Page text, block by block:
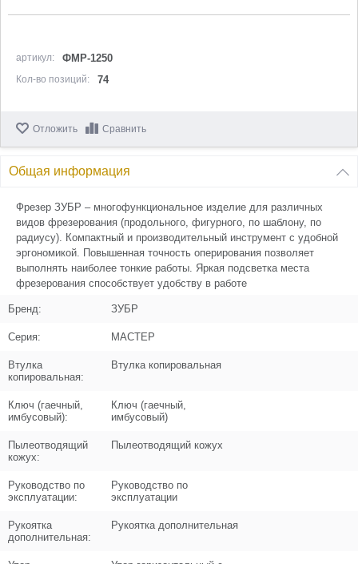
Кол-во по схеме
Кол-во в корзину
Цена (Р)
Поз. в схеме 4.C
Название
Направляющая в сборе EV(1-6. - 76)
N000-041-535-C
Поз. в схеме
Название
N000-041-535
Кол-во по схеме
артикул: ФМР-1250
Кол-во позиций: 74
Отложить Сравнить
Общая информация
Фрезер ЗУБР – многофункциональное изделие для различных
видов фрезерования (продольного, фигурного, по шаблону, по
радиусу). Компактный и производительный инструмент с удобной
эргономикой. Повышенная точность оперирования позволяет
выполнять наиболее тонкие работы. Яркая подсветка места
фрезерования способствует удобству в работе
Бренд: ЗУБР
Серия: МАСТЕР
Втулка
копировальная:
Втулка копировальная
Ключ (гаечный,
имбусовый):
Ключ (гаечный,
имбусовый)
Пылеотводящий
кожух:
Пылеотводящий кожух
Руководство по
эксплуатации:
Руководство по
эксплуатации
Рукоятка
дополнительная:
Рукоятка дополнительная